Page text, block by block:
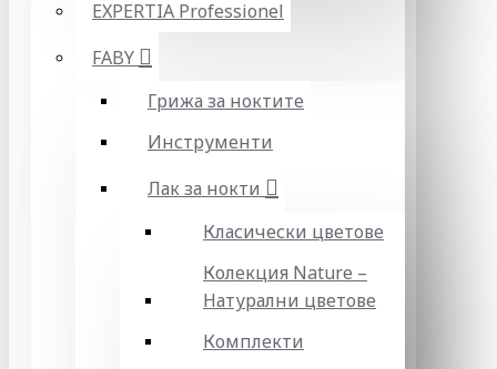
EXPERTIA Professionel
FABY
Грижа за ноктите
Инструменти
Лак за нокти
Класически цветове
Колекция Nature –
Натурални цветове
Комплекти